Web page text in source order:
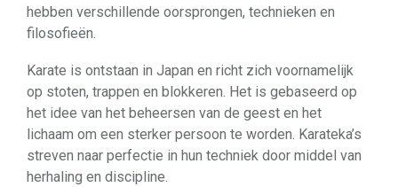
hebben verschillende oorsprongen, technieken en
filosofieën.
Karate is ontstaan in Japan en richt zich voornamelijk
op stoten, trappen en blokkeren. Het is gebaseerd op
het idee van het beheersen van de geest en het
lichaam om een ​​sterker persoon te worden. Karateka’s
streven naar perfectie in hun techniek door middel van
herhaling en discipline.